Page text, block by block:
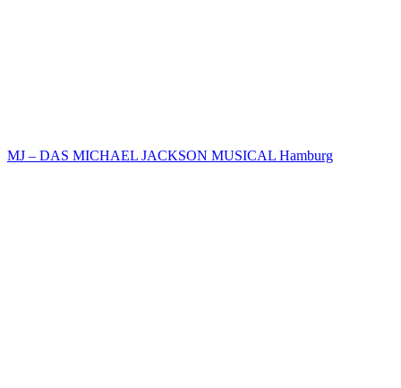
MJ – DAS MICHAEL JACKSON MUSICAL Hamburg